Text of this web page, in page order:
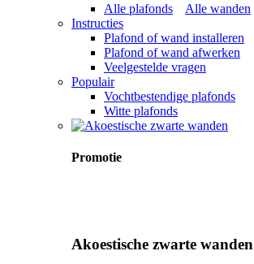
Alle plafonds
Alle wanden
Instructies
Plafond of wand installeren
Plafond of wand afwerken
Veelgestelde vragen
Populair
Vochtbestendige plafonds
Witte plafonds
Promotie
Akoestische zwarte wanden